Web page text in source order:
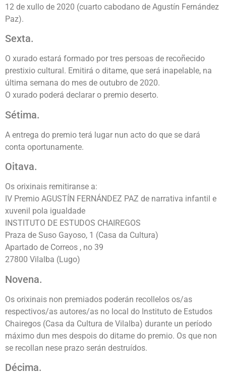
12 de xullo de 2020 (cuarto cabodano de Agustín Fernández
Paz).
Sexta.
O xurado estará formado por tres persoas de recoñecido
prestixio cultural. Emitirá o ditame, que será inapelable, na
última semana do mes de outubro de 2020.
O xurado poderá declarar o premio deserto.
Sétima.
A entrega do premio terá lugar nun acto do que se dará
conta oportunamente.
Oitava.
Os orixinais remitiranse a:
IV Premio AGUSTÍN FERNÁNDEZ PAZ de narrativa infantil e
xuvenil pola igualdade
INSTITUTO DE ESTUDOS CHAIREGOS
Praza de Suso Gayoso, 1 (Casa da Cultura)
Apartado de Correos , no 39
27800 Vilalba (Lugo)
Novena.
Os orixinais non premiados poderán recollelos os/as
respectivos/as autores/as no local do Instituto de Estudos
Chairegos (Casa da Cultura de Vilalba) durante un período
máximo dun mes despois do ditame do premio. Os que non
se recollan nese prazo serán destruídos.
Décima.